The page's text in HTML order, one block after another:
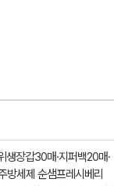
생장갑30매·지퍼백20매·
방세제 순샘프레시베리